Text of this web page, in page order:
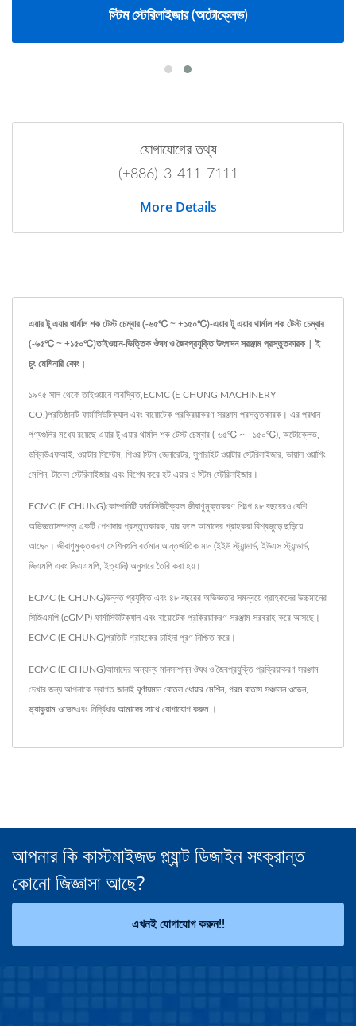
স্টিম স্টেরিলাইজার (অটোক্লেভ)
যোগাযোগের তথ্য
(+886)-3-411-7111
More Details
এয়ার টু এয়ার থার্মাল শক টেস্ট চেম্বার (-৬৫℃ ~ +১৫০℃)-এয়ার টু এয়ার থার্মাল শক টেস্ট চেম্বার
(-৬৫℃ ~ +১৫০℃)তাইওয়ান-ভিত্তিক ঔষধ ও জৈবপ্রযুক্তি উৎপাদন সরঞ্জাম প্রস্তুতকারক | ই
চুং মেশিনারি কোং।
১৯৭৫ সাল থেকে তাইওয়ানে অবস্থিত,ECMC (E CHUNG MACHINERY
CO.)প্রতিষ্ঠানটি ফার্মাসিউটিক্যাল এবং বায়োটেক প্রক্রিয়াকরণ সরঞ্জাম প্রস্তুতকারক। এর প্রধান
পণ্যগুলির মধ্যে রয়েছে এয়ার টু এয়ার থার্মাল শক টেস্ট চেম্বার (-৬৫℃ ~ +১৫০℃), অটোক্লেভ,
ডব্লিউএফআই, ওয়াটার সিস্টেম, পিওর স্টিম জেনারেটর, সুপারহিট ওয়াটার স্টেরিলাইজার, ভায়াল ওয়াশিং
মেশিন, টানেল স্টেরিলাইজার এবং বিশেষ করে হট এয়ার ও স্টিম স্টেরিলাইজার।
ECMC (E CHUNG)কোম্পানিটি ফার্মাসিউটিক্যাল জীবাণুমুক্তকরণ শিল্পে ৪৮ বছরেরও বেশি
অভিজ্ঞতাসম্পন্ন একটি পেশাদার প্রস্তুতকারক, যার ফলে আমাদের গ্রাহকরা বিশ্বজুড়ে ছড়িয়ে
আছেন। জীবাণুমুক্তকরণ মেশিনগুলি বর্তমান আন্তর্জাতিক মান (ইইউ স্ট্যান্ডার্ড, ইউএস স্ট্যান্ডার্ড,
জিএমপি এবং জিএএমপি, ইত্যাদি) অনুসারে তৈরি করা হয়।
ECMC (E CHUNG)উন্নত প্রযুক্তি এবং ৪৮ বছরের অভিজ্ঞতার সমন্বয়ে গ্রাহকদের উচ্চমানের
সিজিএমপি (cGMP) ফার্মাসিউটিক্যাল এবং বায়োটেক প্রক্রিয়াকরণ সরঞ্জাম সরবরাহ করে আসছে।
ECMC (E CHUNG)প্রতিটি গ্রাহকের চাহিদা পূরণ নিশ্চিত করে।
ECMC (E CHUNG)আমাদের অন্যান্য মানসম্পন্ন ঔষধ ও জৈবপ্রযুক্তি প্রক্রিয়াকরণ সরঞ্জাম
দেখার জন্য আপনাকে স্বাগত জানাই ঘূর্ণায়মান বোতল ধোয়ার মেশিন, গরম বাতাস সঞ্চালন ওভেন,
ভ্যাকুয়াম ওভেনএবং নির্দ্বিধায় আমাদের সাথে যোগাযোগ করুন।
আপনার কি কাস্টমাইজড প্ল্যান্ট ডিজাইন সংক্রান্ত
কোনো জিজ্ঞাসা আছে?
এখনই যোগাযোগ করুন!!